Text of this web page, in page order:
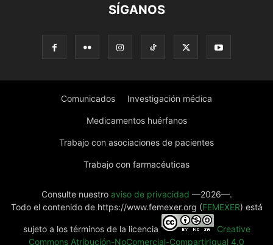
SÍGANOS
Comunicados Investigación médica
Medicamentos huérfanos
Trabajo con asociaciones de pacientes
Trabajo con farmacéuticas
Consulte nuestro aviso de privacidad —2026—.
Todo el contenido de https://www.femexer.org (FEMEXER) está
sujeto a los términos de la licencia
Creative
Commons Atribución-NoComercial-CompartirIgual 4.0